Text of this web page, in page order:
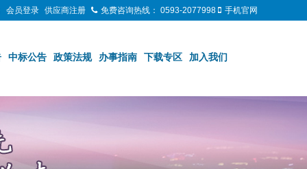
会员登录 供应商注册 免费咨询热线： 0593-2077998 手机官网
中标公告 政策法规 办事指南 下载专区 加入我们